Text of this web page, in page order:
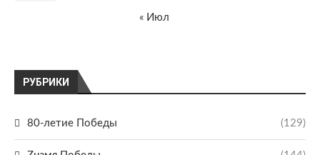
РУБРИКИ
80-летие Победы (129)
« Июл